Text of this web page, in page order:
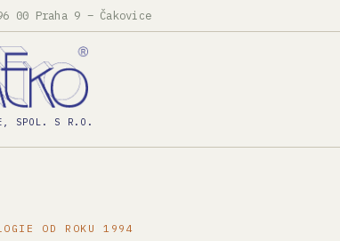
00 Praha 9 – Čakovice
SPOL. S R.O.
OD ROKU 1994